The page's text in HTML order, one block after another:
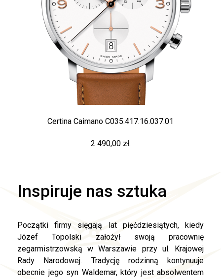
Certina Caimano C035.417.16.037.01
2 490,00 zł.
Inspiruje nas sztuka
Początki firmy sięgają lat pięćdziesiątych, kiedy
Józef Topolski założył swoją pracownię
zegarmistrzowską w Warszawie przy ul. Krajowej
Rady Narodowej. Tradycję rodzinną kontynuuje
obecnie jego syn Waldemar, który jest absolwentem